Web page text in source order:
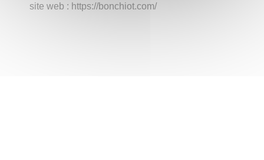
site web : https://bonchiot.com/